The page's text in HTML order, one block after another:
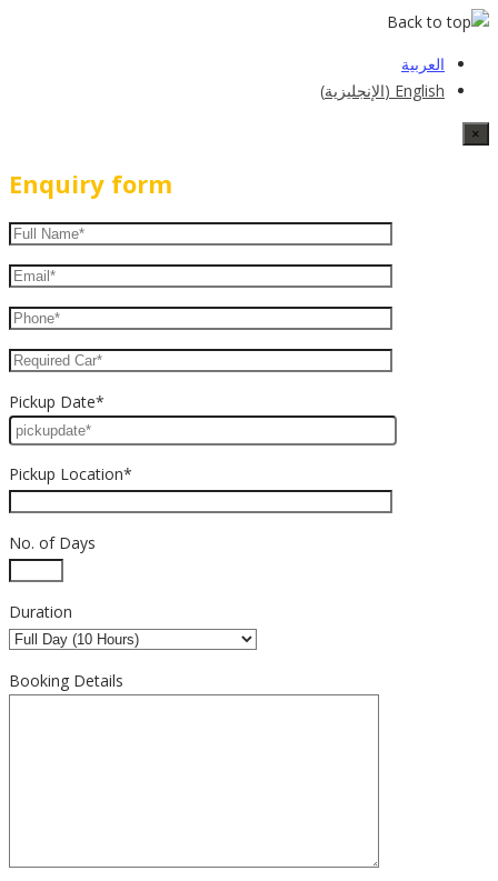
العربية
English
(الإنجليزية)
×
Enquiry form
Pickup Date*
Pickup Location*
No. of Days
Duration
Booking Details